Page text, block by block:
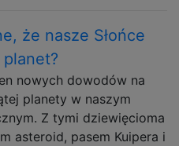
że nasze Słońce
nowych dowodów na
planety w naszym
Z tymi dziewięcioma
asteroid, pasem Kuipera i